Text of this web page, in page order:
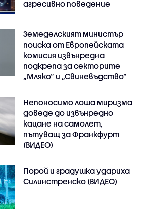
агресивно поведение
Земеделският министър
поиска от Европейската
комисия извънредна
подкрепа за секторите
„Мляко“ и „Свиневъдство“
Непоносимо лоша миризма
доведе до извънредно
кацане на самолет,
пътуващ за Франкфурт
(ВИДЕО)
Порой и градушка удариха
Силинстренско (ВИДЕО)